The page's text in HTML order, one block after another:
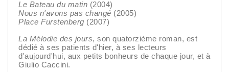
Le Bateau du matin (2004)
Nous n'avons pas changé (2005)
Place Furstenberg (2007)
La Mélodie des jours, son quatorzième roman, est
dédié à ses patients d'hier, à ses lecteurs
d'aujourd'hui, aux petits bonheurs de chaque jour, et à
Giulio Caccini.